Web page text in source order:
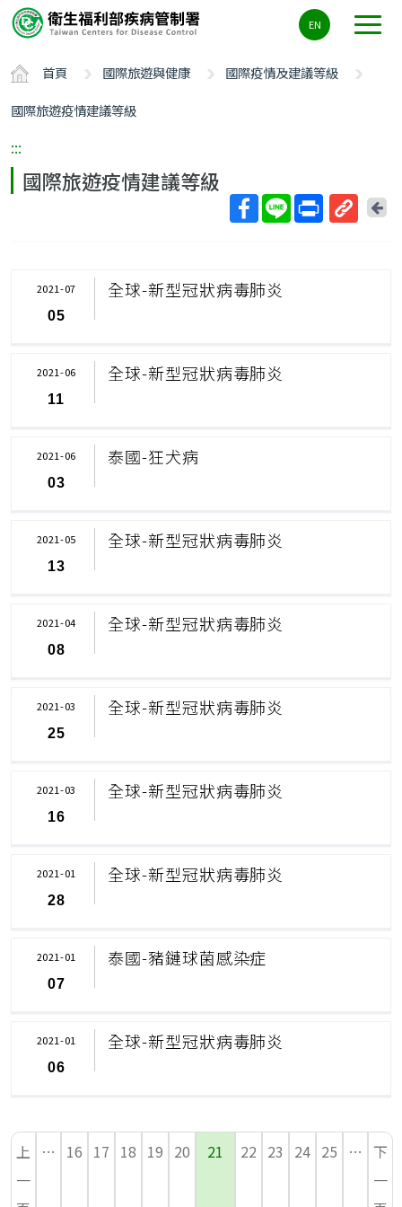
要
容
ALT+C
EN
首頁 國際旅遊與健康
國際疫情及建議等級
國際旅遊疫情建議等級
:::
國際旅遊疫情建議等級
回
全球-新型冠狀病毒肺炎
2021-07
05
全球-新型冠狀病毒肺炎
2021-06
11
泰國-狂犬病
2021-06
03
全球-新型冠狀病毒肺炎
2021-05
13
全球-新型冠狀病毒肺炎
2021-04
08
全球-新型冠狀病毒肺炎
2021-03
25
全球-新型冠狀病毒肺炎
2021-03
16
全球-新型冠狀病毒肺炎
2021-01
28
泰國-豬鏈球菌感染症
2021-01
07
全球-新型冠狀病毒肺炎
2021-01
06
上
一
… 16 17 18 19 20 21 22 23 24 25 … 下
一